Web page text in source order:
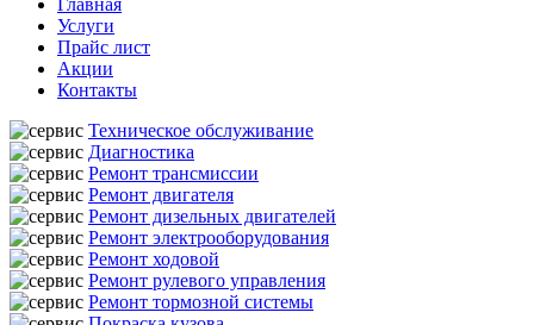
Главная
Услуги
Прайс лист
Акции
Контакты
Техническое обслуживание
Диагностика
Ремонт трансмиссии
Ремонт двигателя
Ремонт дизельных двигателей
Ремонт электрооборудования
Ремонт ходовой
Ремонт рулевого управления
Ремонт тормозной системы